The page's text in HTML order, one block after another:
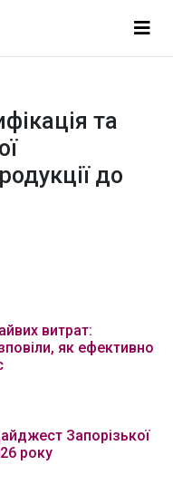
та
до
витрат:
як ефективно
Запорізької
року